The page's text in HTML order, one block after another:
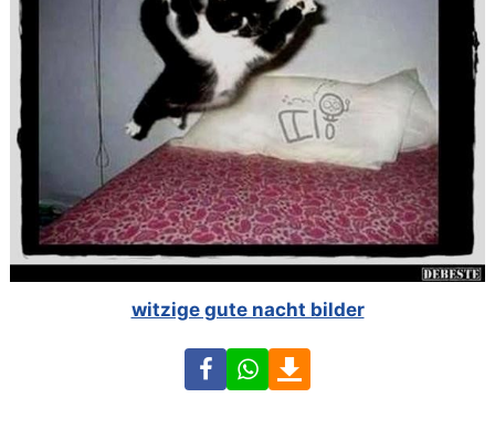
witzige gute nacht bilder
FacebookWhatsApp